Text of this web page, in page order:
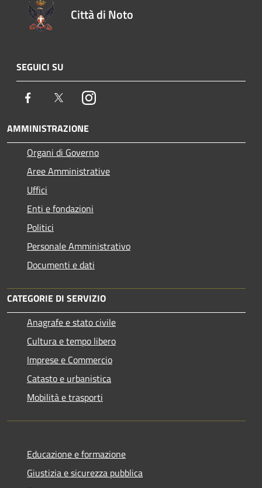
Città di Noto
SEGUICI SU
Facebook TwitterInstagram
AMMINISTRAZIONE
Organi di Governo
Aree Amministrative
Uffici
Enti e fondazioni
Politici
Personale Amministrativo
Documenti e dati
CATEGORIE DI SERVIZIO
Anagrafe e stato civile
Cultura e tempo libero
Imprese e Commercio
Catasto e urbanistica
Mobilità e trasporti
Educazione e formazione
Giustizia e sicurezza pubblica